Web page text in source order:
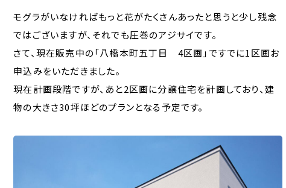
モグラがいなければもっと花がたくさんあったと思うと少し残念
ではございますが、それでも圧巻のアジサイです。
さて、現在販売中の「八橋本町五丁目 4区画」ですでに1区画お
申込みをいただきました。
現在計画段階ですが、あと2区画に分譲住宅を計画しており、建
物の大きさ30坪ほどのプランとなる予定です。